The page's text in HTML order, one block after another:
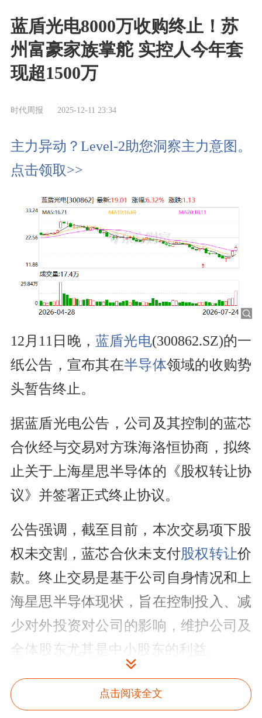
蓝盾光电8000万收购终止！苏
州富豪家族掌舵 实控人今年套
现超1500万
时代周报 2025-12-11 23:34
主力异动？Level-2助您洞察主力意图。
点击领取>>
12月11日晚， 蓝盾光电(300862.SZ)的一
纸公告，宣布其在半导体领域的收购势
头暂告终止。
据蓝盾光电公告，公司及其控制的蓝芯
合伙经与交易对方珠海洛恒协商，拟终
止关于上海星思半导体的《股权转让协
议》并签署正式终止协议。
公告强调，截至目前，本次交易项下股
权未交割，蓝芯合伙未支付股权转让价
款。终止交易是基于公司自身情况和上
海星思半导体现状，旨在控制投入、减
少对外投资对公司的影响，维护公司及
全体股东尤其是中小股东的利益。
蓝盾光电于2020年8月登陆创业板，主
营业务为高端分析测量仪器的研制和生
点击阅读全文